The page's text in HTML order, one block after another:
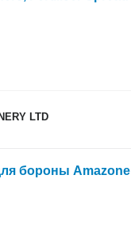
LTD
бороны Amazone